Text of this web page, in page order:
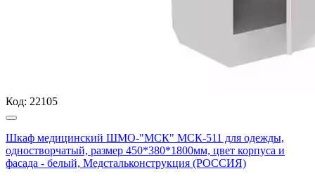
Код: 22105
Шкаф медицинский ШМО-"МСК" МСК-511 для одежды,
одностворчатый, размер 450*380*1800мм, цвет корпуса и
фасада - белый, Медстальконструкция (РОССИЯ)